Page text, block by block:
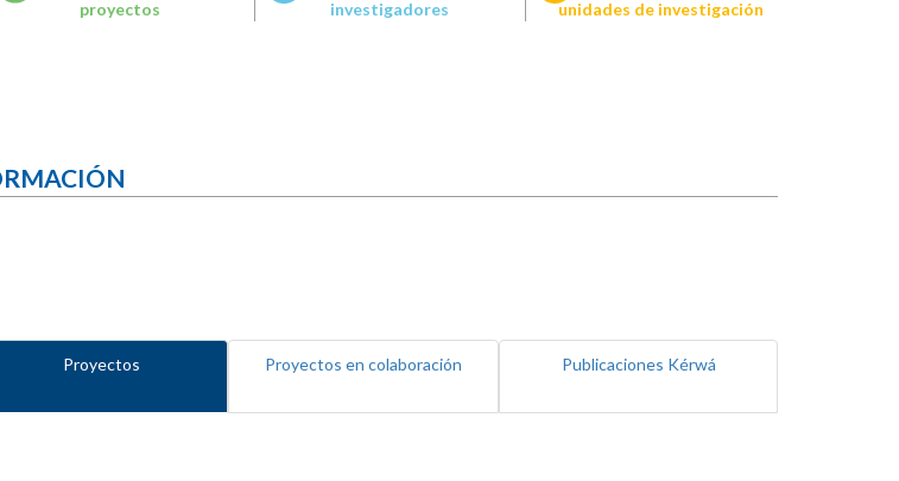
proyectos
investigadores
unidades de investigación
Proyectos Proyectos en colaboración Publicaciones Kérwá